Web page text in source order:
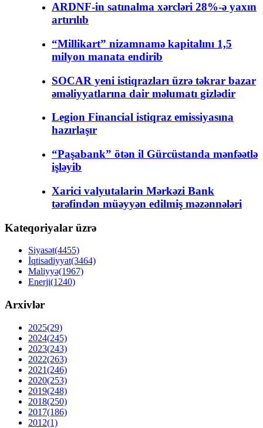
ARDNF-in satınalma xərcləri 28%-ə yaxın
artırılıb
“Millikart” nizamnamə kapitalını 1,5
milyon manata endirib
SOCAR yeni istiqrazları üzrə təkrar bazar
əməliyyatlarına dair məlumatı gizlədir
Legion Financial istiqraz emissiyasına
hazırlaşır
“Paşabank” ötən il Gürcüstanda mənfəətlə
işləyib
Xarici valyutalarin Mərkəzi Bank
tərəfindən müəyyən edilmiş məzənnələri
Kateqoriyalar üzrə
Siyasət(4455)
İqtisadiyyat(3464)
Maliyyə(1967)
Enerji(1240)
Arxivlər
2025(29)
2024(245)
2023(243)
2022(263)
2021(246)
2020(253)
2019(248)
2018(250)
2017(186)
2012(1)